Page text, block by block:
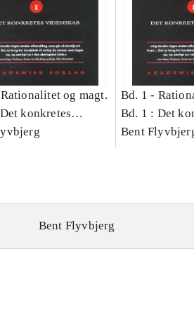
Rationalitet og magt.
konkretes
Bd. 1 -
Bd. 1 : Det
videnskab
Bent
Bent Flyvbjerg